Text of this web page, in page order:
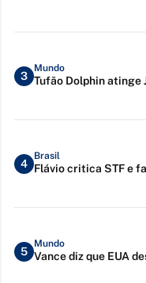
3
Mundo
Tufão Dolphin atinge
4
Brasil
Flávio critica STF e
5
Mundo
Vance diz que EUA